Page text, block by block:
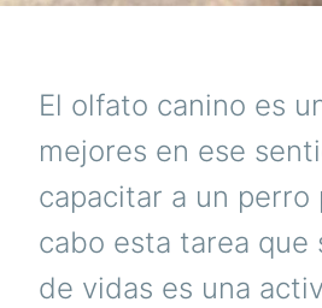
El olfato canino es
mejores en ese
capacitar a un perro
cabo esta tarea que
de vidas es una